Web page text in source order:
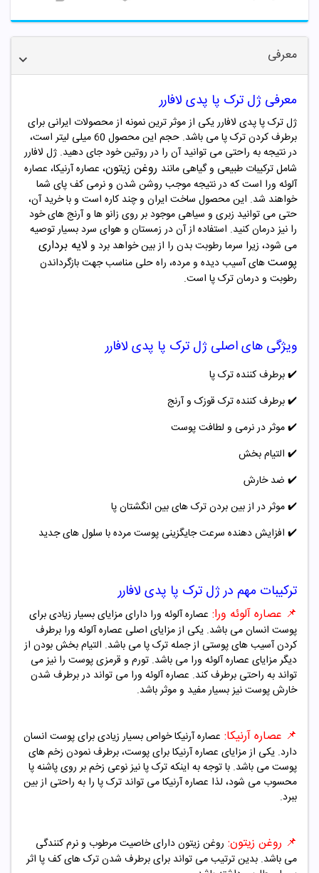
معرفی
معرفی ژل ترک پا پدی لافارر
ژل ترک پا پدی لافارر یکی از موثر ترین نمونه از محصولات ایرانی برای
برطرف کردن ترک پا می باشد. حجم این‌ محصول 60 میلی لیتر است،
در نتیجه به راحتی می توانید آن را در روتین خود جای دهید. ژل لافارر
شامل ترکیبات طبیعی و گیاهی مانند روغن زیتون، عصاره آرنیکا، عصاره
آلوئه ورا است که در نتیجه موجب روشن شدن و نرمی کف پای شما
خواهند شد. این محصول ساخت ایران و چند کاره است و با خرید آن،
حتی می توانید زبری و سیاهی موجود بر روی زانو ها و آرنج های خود
را نیز درمان کنید. استفاده از آن در زمستان و هوای سرد بسیار توصیه
می شود، زیرا سرما رطوبت بدن را از بین خواهد برد و لایه برداری
پوستهای آسیب دیده و مرده، راه حلی مناسب جهت بازگرداندن
رطوبت و درمان ترک پا است.
ویژگی های اصلی ژل ترک پا پدی لافارر
✔️برطرف کننده ترک پا
✔️برطرف کننده ترک قوزک و آرنج
✔️موثر در نرمی و لطافت پوست
✔️ التیام بخش
✔️ ضد خارش
✔️موثر در از بین بردن ترک های بین انگشتان پا
✔️ افزایش دهنده سرعت جایگزینی پوست مرده با سلول های جدید
ترکیبات مهم درژل ترک پا پدی لافارر
📌 عصاره آلوئه ورا: عصاره آلوئه ورا دارای مزایای بسیار زیادی برای
پوست انسان می باشد. یکی از مزایای اصلی عصاره آلوئه ورا برطرف
کردن آسیب های پوستی از جمله ترک پا می باشد. التیام بخش بودن از
دیگر مزایای عصاره آلوئه ورا می باشد. تورم و قرمزی پوست را نیز می
تواند به راحتی برطرف کند. عصاره آلوئه ورا می تواند در برطرف شدن
خارش پوست نیز بسیار مفید و موثر باشد.
📌 عصاره آرنیکا: عصاره آرنیکا خواص بسیار زیادی برای پوست انسان
دارد. یکی از مزایای عصاره آرنیکا برای پوست، برطرف نمودن زخم های
پوست می باشد. با توجه به اینکه ترک پا نیز نوعی زخم بر روی پاشنه پا
محسوب می شود، لذا عصاره آرنیکا می تواند ترک پا را به راحتی از بین
ببرد.
📌 روغن زیتون: روغن زیتون دارای خاصیت مرطوب و نرم کنندگی
می باشد. بدین ترتیب می تواند برای برطرف شدن ترک های کف پا اثر